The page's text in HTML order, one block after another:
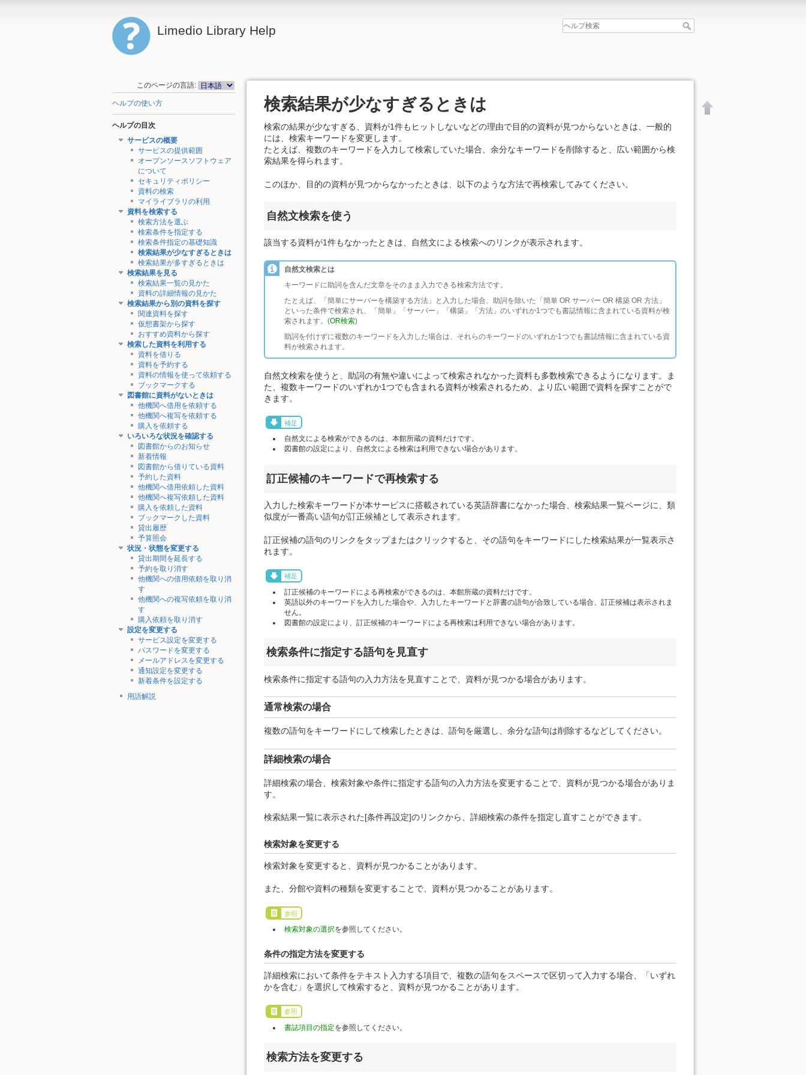
Limedio Library Help
このページの言語:
ヘルプの使い方
ヘルプの目次
サービスの概要
サービスの提供範囲
オープンソースソフトウェア
について
セキュリティポリシー
資料の検索
マイライブラリの利用
資料を検索する
検索方法を選ぶ
検索条件を指定する
検索条件指定の基礎知識
検索結果が少なすぎるときは
検索結果が多すぎるときは
検索結果を見る
検索結果一覧の見かた
資料の詳細情報の見かた
検索結果から別の資料を探す
関連資料を探す
仮想書架から探す
おすすめ資料から探す
検索した資料を利用する
資料を借りる
資料を予約する
資料の情報を使って依頼する
ブックマークする
図書館に資料がないときは
他機関へ借用を依頼する
他機関へ複写を依頼する
購入を依頼する
いろいろな状況を確認する
図書館からのお知らせ
新着情報
図書館から借りている資料
予約した資料
他機関へ借用依頼した資料
他機関へ複写依頼した資料
購入を依頼した資料
ブックマークした資料
貸出履歴
予算照会
状況・状態を変更する
貸出期間を延長する
予約を取り消す
他機関への借用依頼を取り消
す
他機関への複写依頼を取り消
す
購入依頼を取り消す
設定を変更する
サービス設定を変更する
パスワードを変更する
メールアドレスを変更する
通知設定を変更する
新着条件を設定する
用語解説
検索結果が少なすぎるときは
検索の結果が少なすぎる、資料が1件もヒットしないなどの理由で目的の資料が見つからないときは、一般的
には、検索キーワードを変更します。
たとえば、複数のキーワードを入力して検索していた場合、余分なキーワードを削除すると、広い範囲から検
索結果を得られます。
このほか、目的の資料が見つからなかったときは、以下のような方法で再検索してみてください。
自然文検索を使う
該当する資料が1件もなかったときは、自然文による検索へのリンクが表示されます。
自然文検索とは
キーワードに助詞を含んだ文章をそのまま入力できる検索方法です。
たとえば、「簡単にサーバーを構築する方法」と入力した場合、助詞を除いた「簡単 OR サーバー OR 構築 OR 方法」
といった条件で検索され、「簡単」「サーバー」「構築」「方法」のいずれか1つでも書誌情報に含まれている資料が検
索されます。(OR検索)
助詞を付けずに複数のキーワードを入力した場合は、それらのキーワードのいずれか1つでも書誌情報に含まれている資
料が検索されます。
自然文検索を使うと、助詞の有無や違いによって検索されなかった資料も多数検索できるようになります。ま
た、複数キーワードのいずれか1つでも含まれる資料が検索されるため、より広い範囲で資料を探すことがで
きます。
補足
自然文による検索ができるのは、本館所蔵の資料だけです。
図書館の設定により、自然文による検索は利用できない場合があります。
訂正候補のキーワードで再検索する
入力した検索キーワードが本サービスに搭載されている英語辞書になかった場合、検索結果一覧ページに、類
似度が一番高い語句が訂正候補として表示されます。
訂正候補の語句のリンクをタップまたはクリックすると、その語句をキーワードにした検索結果が一覧表示さ
れます。
補足
訂正候補のキーワードによる再検索ができるのは、本館所蔵の資料だけです。
英語以外のキーワードを入力した場合や、入力したキーワードと辞書の語句が合致している場合、訂正候補は表示されま
せん。
図書館の設定により、訂正候補のキーワードによる再検索は利用できない場合があります。
検索条件に指定する語句を見直す
検索条件に指定する語句の入力方法を見直すことで、資料が見つかる場合があります。
通常検索の場合
複数の語句をキーワードにして検索したときは、語句を厳選し、余分な語句は削除するなどしてください。
詳細検索の場合
詳細検索の場合、検索対象や条件に指定する語句の入力方法を変更することで、資料が見つかる場合がありま
す。
検索結果一覧に表示された[条件再設定]のリンクから、詳細検索の条件を指定し直すことができます。
検索対象を変更する
検索対象を変更すると、資料が見つかることがあります。
また、分館や資料の種類を変更することで、資料が見つかることがあります。
参照
検索対象の選択を参照してください。
条件の指定方法を変更する
詳細検索において条件をテキスト入力する項目で、複数の語句をスペースで区切って入力する場合、「いずれ
かを含む」を選択して検索すると、資料が見つかることがあります。
参照
書誌項目の指定を参照してください。
検索方法を変更する